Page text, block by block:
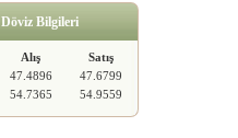
Döviz Bilgileri
Alış
Satış
47.4896
47.6799
54.7365 54.9559